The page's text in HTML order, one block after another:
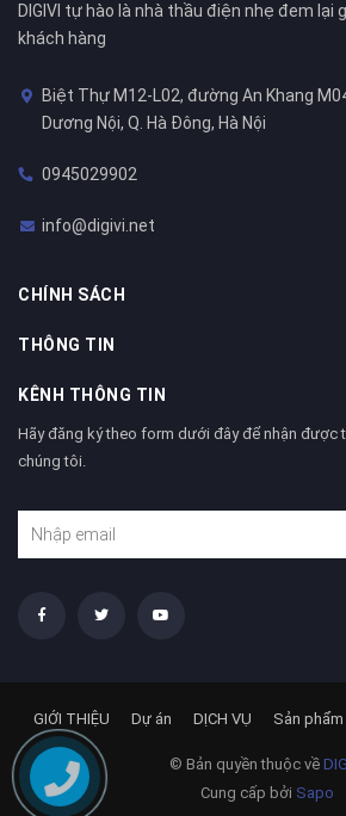
DIGIVI tự hào là nhà thầu điện nhẹ đem lại
khách hàng
Biệt Thự M12-L02, đường An Khang
Dương Nội, Q. Hà Đông, Hà Nội
0945029902
info@digivi.net
CHÍNH SÁCH
THÔNG TIN
KÊNH THÔNG TIN
Hãy đăng ký theo form dưới đây để nhận được
chúng tôi.
© Bản quyền thuộc về
Cung cấp bởi Sapo
GIỚI THIỆU Dự án DỊCH VỤ Sản phẩm